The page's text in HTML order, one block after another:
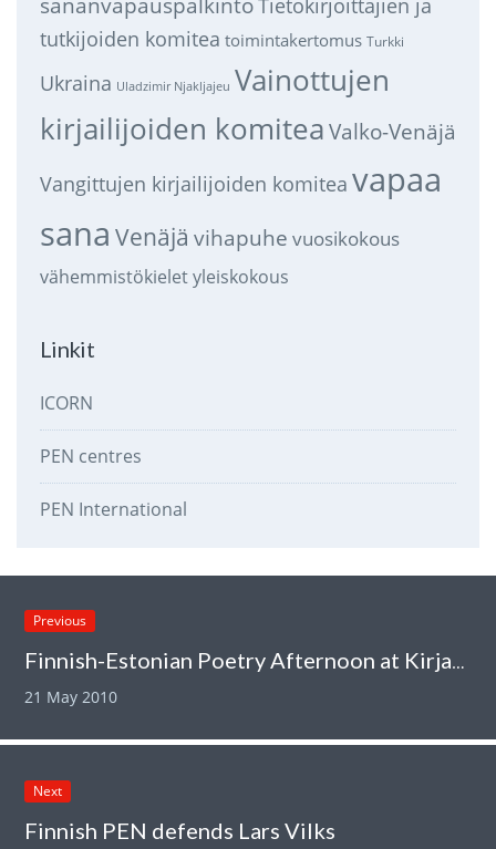
tutkijoiden komitea toimintakertomus Turkki
Ukraina Uladzimir Njakljajeu Vainottujen
kirjailijoiden komitea Valko-Venäjä
Vangittujen kirjailijoiden komitea vapaa
sana Venäjä vihapuhe vuosikokous
vähemmistökieletyleiskokous
Linkit
ICORN
PEN centres
PEN International
Previous
Finnish-Estonian Poetry Afternoon at Kirjasto 10
21 May 2010
Next
Finnish PEN defends Lars Vilks